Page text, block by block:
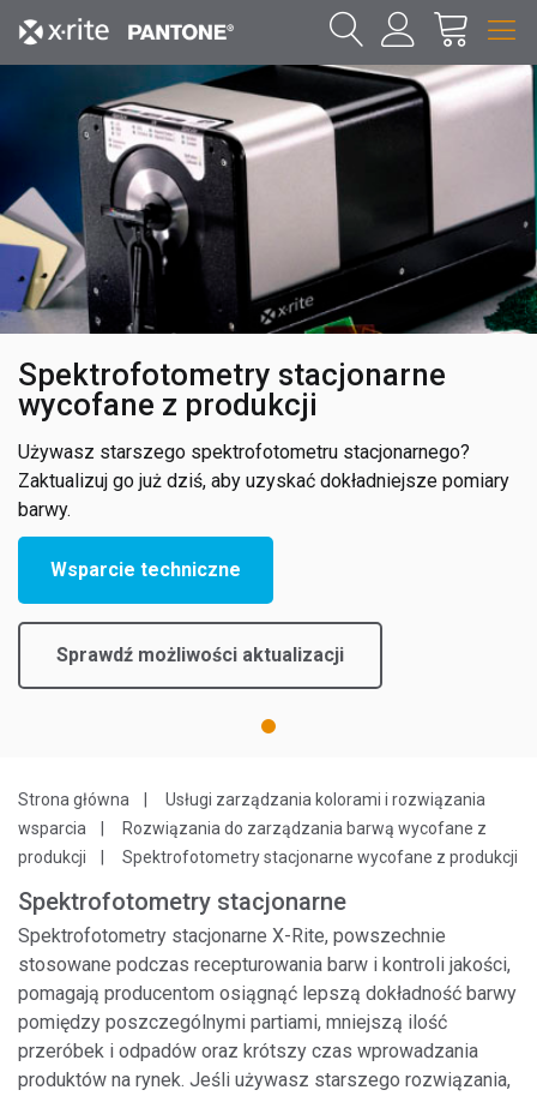
Spektrofotometry stacjonarne
wycofane z produkcji
Używasz starszego spektrofotometru stacjonarnego?
Zaktualizuj go już dziś, aby uzyskać dokładniejsze pomiary
barwy.
Wsparcie techniczne
Sprawdź możliwości aktualizacji
1
Strona główna
Usługi zarządzania kolorami i rozwiązania
wsparcia
Rozwiązania do zarządzania barwą wycofane z
produkcji
Spektrofotometry stacjonarne wycofane z produkcji
Spektrofotometry stacjonarne
Spektrofotometry stacjonarne X-Rite, powszechnie
stosowane podczas recepturowania barw i kontroli jakości,
pomagają producentom osiągnąć lepszą dokładność barwy
pomiędzy poszczególnymi partiami, mniejszą ilość
przeróbek i odpadów oraz krótszy czas wprowadzania
produktów na rynek. Jeśli używasz starszego rozwiązania,